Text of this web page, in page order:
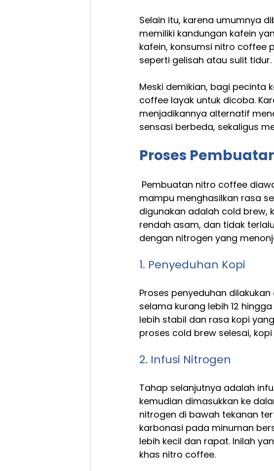
Selain itu, karena umumnya
memiliki kandungan kafein
kafein, konsumsi nitro coffee
seperti gelisah atau sulit tidur.
Meski demikian, bagi pecinta
coffee layak untuk dicoba.
menjadikannya alternatif
sensasi berbeda, sekaligus
Proses
Pembuatan nitro coffee
mampu menghasilkan rasa
digunakan adalah cold brew,
rendah asam, dan tidak
dengan nitrogen yang
1. Penyeduhan Kopi
Proses penyeduhan
selama kurang lebih 12
lebih stabil dan rasa kopi
proses cold brew selesai,
2. Infusi Nitrogen
Tahap selanjutnya adalah
kemudian dimasukkan ke
nitrogen di bawah tekanan
karbonasi pada minuman
lebih kecil dan rapat. Inilah
khas nitro coffee.